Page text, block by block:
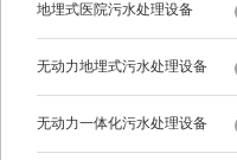
地埋式医院污水处理设备
无动力地埋式污水处理设备
无动力一体化污水处理设备